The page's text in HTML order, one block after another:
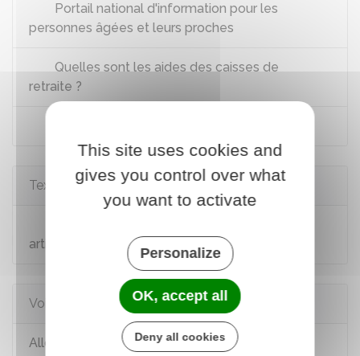
Portail national d'information pour les
personnes âgées et leurs proches
Quelles sont les aides des caisses de
retraite ?
Textes de référence
article L232-23
Voir aussi
Allocation personnalisée d'autonomie (Apa)
This site uses cookies and
gives you control over what
you want to activate
Personalize
OK, accept all
Deny all cookies